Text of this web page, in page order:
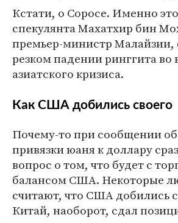
Кстати, о Соросе. Именно
спекулянта Махатхир бин
премьер-министр Малайзии,
резком падении ринггита во
азиатского кризиса.
Как США добились своего
Почему-то при сообщении
привязки юаня к доллару
вопрос о том, что будет с
балансом США. Некоторые
считают, что США добились
Китай, наоборот, сдал